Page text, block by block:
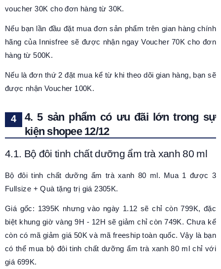
voucher 30K cho đơn hàng từ 30K.
Nếu bạn lần đầu đặt mua đơn sản phẩm trên gian hàng chính
hãng của Innisfree sẽ được nhận ngay Voucher 70K cho đơn
hàng từ 500K.
Nếu là đơn thứ 2 đặt mua kể từ khi theo dõi gian hàng, bạn sẽ
được nhận Voucher 100K.
4. 5 sản phẩm có ưu đãi lớn trong sự
kiện shopee 12/12
4.1. Bộ đôi tinh chất dưỡng ẩm trà xanh 80 ml
Bộ đôi tinh chất dưỡng ẩm trà xanh 80 ml. Mua 1 được 3
Fullsize + Quà tặng trị giá 2305K.
Giá gốc: 1395K nhưng vào ngày 1.12 sẽ chỉ còn 799K, đặc
biệt khung giờ vàng 9H - 12H sẽ giảm chỉ còn 749K. Chưa kể
còn có mã giảm giá 50K và mã freeship toàn quốc. Vậy là bạn
có thể mua bộ đôi tinh chất dưỡng ẩm trà xanh 80 ml chỉ với
giá 699K.